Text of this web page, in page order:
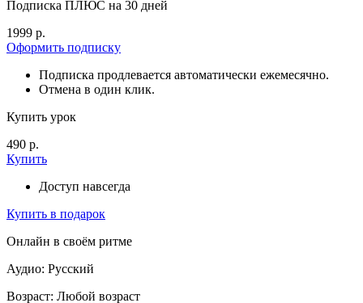
Подписка ПЛЮС на 30 дней
1999 р.
Оформить подписку
Подписка продлевается автоматически ежемесячно.
Отмена в один клик.
Купить урок
490 р.
Купить
Доступ навсегда
Купить в подарок
Онлайн в своём ритме
Аудио: Русский
Возраст: Любой возраст